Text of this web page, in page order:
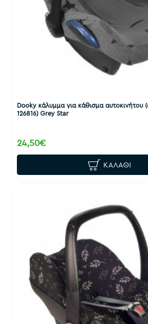
Dooky κάλυμμα για κάθισμα αυτοκινήτου
126816) Grey Star
24,50€
ΚΑΛΆΘΙ